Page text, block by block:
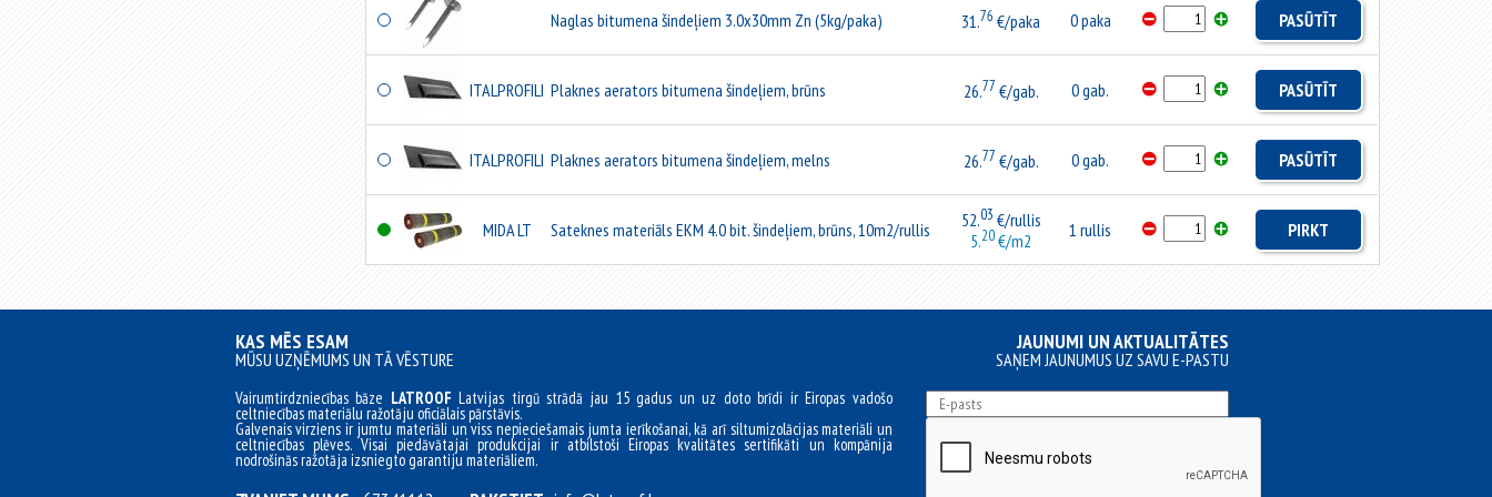
Naglas bitumena šindeļiem 3.0x30mm Zn (5kg/paka) 31.76 €/paka 0 paka PASŪTĪT
ITALPROFILI Plaknes aerators bitumena šindeļiem, brūns 26.77 €/gab. 0 gab. PASŪTĪT
ITALPROFILI Plaknes aerators bitumena šindeļiem, melns 26.77 €/gab. 0 gab. PASŪTĪT
MIDA LT Sateknes materiāls EKM 4.0 bit. šindeļiem, brūns, 10m2/rullis 52.03 €/rullis
5.20€/m2
1 rullis PIRKT
KAS MĒS ESAM
MŪSU UZŅĒMUMS UN TĀ VĒSTURE
Vairumtirdzniecības bāze LATROOFLatvijas tirgū strādā jau 15 gadus un uz doto brīdi ir Eiropas vadošo
celtniecības materiālu ražotāju oficiālais pārstāvis.
Galvenais virziens ir jumtu materiāli un viss nepieciešamais jumta ierīkošanai, kā arī siltumizolācijas materiāli un
celtniecības plēves. Visai piedāvātajai produkcijai ir atbilstoši Eiropas kvalitātes sertifikāti un kompānija
nodrošinās ražotāja izsniegto garantiju materiāliem.
JAUNUMI UN AKTUALITĀTES
SAŅEM JAUNUMUS UZ SAVU E-PASTU